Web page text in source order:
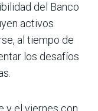
del Banco
activos
al tiempo de
los desafíos